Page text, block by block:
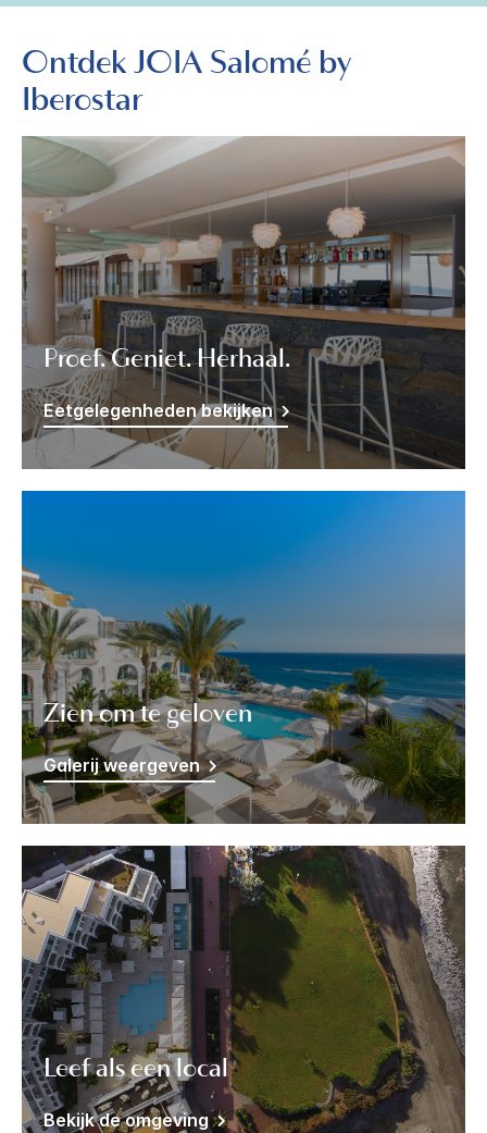
OntdekJOIA Salomé by
Iberostar
Proef. Geniet. Herhaal.
Eetgelegenheden bekijken
Zien om te geloven
Galerij weergeven
Leef als een local
Bekijk de omgeving